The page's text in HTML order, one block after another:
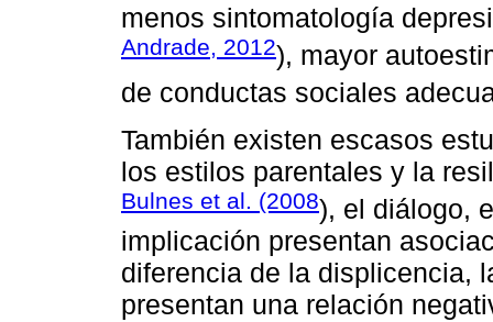
menos sintomatología
Andrade, 2012), mayor
de conductas sociales
También existen escasos
los estilos parentales y la
Bulnes et al. (2008), el diálogo,
implicación presentan
diferencia de la displicencia,
presentan una relación